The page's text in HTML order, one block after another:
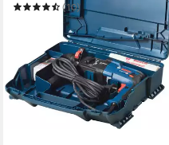
(10)
UVP401,03 €
in 1-2 Werktagen bei dir